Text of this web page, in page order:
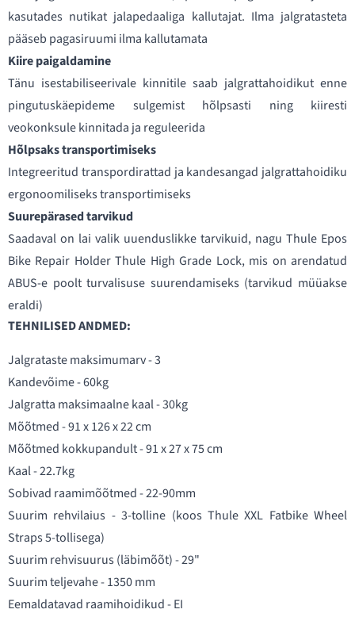
kasutades nutikat jalapedaaliga kallutajat. Ilma jalgratasteta
pääseb pagasiruumi ilma kallutamata
Kiire paigaldamine
Tänu isestabiliseerivale kinnitile saab jalgrattahoidikut enne
pingutuskäepideme sulgemist hõlpsasti ning kiiresti
veokonksule kinnitada ja reguleerida
Hõlpsaks transportimiseks
Integreeritud transpordirattad ja kandesangad jalgrattahoidiku
ergonoomiliseks transportimiseks
Suurepärased tarvikud
Saadaval on lai valik uuenduslikke tarvikuid, nagu Thule Epos
Bike Repair Holder Thule High Grade Lock, mis on arendatud
ABUS-e poolt turvalisuse suurendamiseks (tarvikud müüakse
eraldi)
TEHNILISED ANDMED:
Jalgrataste maksimumarv - 3
Kandevõime - 60kg
Jalgratta maksimaalne kaal - 30kg
Mõõtmed - 91 x 126 x 22 cm
Mõõtmed kokkupandult - 91 x 27 x 75 cm
Kaal - 22.7kg
Sobivad raamimõõtmed - 22-90mm
Suurim rehvilaius - 3-tolline (koos Thule XXL Fatbike Wheel
Straps 5-tollisega)
Suurim rehvisuurus (läbimõõt) - 29"
Suurim teljevahe - 1350 mm
Eemaldatavad raamihoidikud - EI